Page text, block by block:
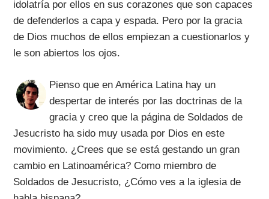
idolatría por ellos en sus corazones que son capaces
de defenderlos a capa y espada. Pero por la gracia
de Dios muchos de ellos empiezan a cuestionarlos y
le son abiertos los ojos.
Pienso que en América Latina hay un
despertar de interés por las doctrinas de la
gracia y creo que la página de Soldados de
Jesucristo ha sido muy usada por Dios en este
movimiento. ¿Crees que se está gestando un gran
cambio en Latinoamérica? Como miembro de
Soldados de Jesucristo, ¿Cómo ves a la iglesia de